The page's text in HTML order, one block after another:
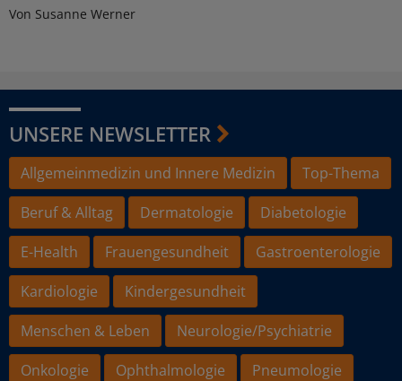
Von Susanne Werner
UNSERE NEWSLETTER
Allgemeinmedizin und Innere Medizin
Top-Thema
Beruf & Alltag
Dermatologie
Diabetologie
E-Health
Frauengesundheit
Gastroenterologie
Kardiologie
Kindergesundheit
Menschen & Leben
Neurologie/Psychiatrie
Onkologie
Ophthalmologie
Pneumologie